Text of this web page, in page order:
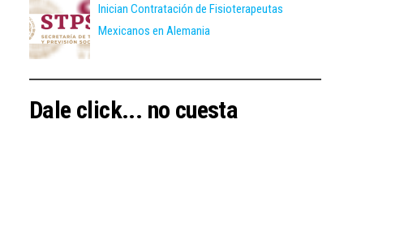
Inician Contratación de Fisioterapeutas
Mexicanos en Alemania
Dale click... no cuesta